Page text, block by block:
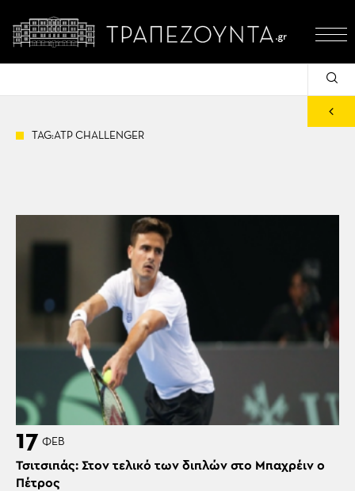
TAG:ATP CHALLENGER
17 ΦΕΒ
Τσιτσιπάς: Στον τελικό των διπλών στο Μπαχρέιν ο
Πέτρος